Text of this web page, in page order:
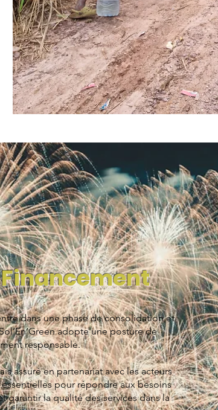
dans une phase de consolidation et
adopte une posture de
responsable.
assuré en partenariat avec les acteurs
pour répondre aux besoins
garantir la qualité des services dans la